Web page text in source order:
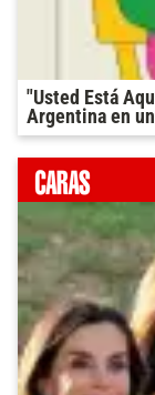
"Usted Está
Argentina en